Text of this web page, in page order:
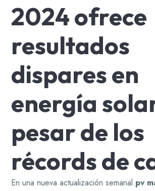
2024 ofrece
resultados
dispares en
energía
pesar de los
récords de
En una nueva actualización semanal pv